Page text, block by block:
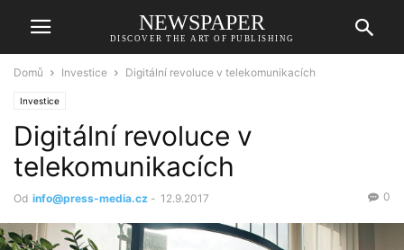
NEWSPAPER
DISCOVER THE ART OF PUBLISHING
Domů Investice Digitální revoluce v telekomunikacích
Investice
Digitální revoluce v
telekomunikacích
Od info@press-media.cz - 12.9.2017 0